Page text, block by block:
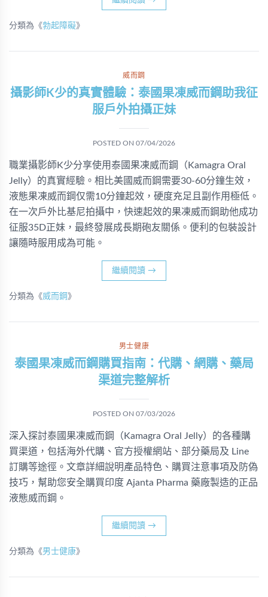
分類為《勃起障礙》
威而鋼
攝影師K少的真實體驗：泰國果凍威而鋼助我征
服戶外拍攝正妹
POSTED ON 07/04/2026
職業攝影師K少分享使用泰國果凍威而鋼（Kamagra Oral
Jelly）的真實經驗。相比美國威而鋼需要30-60分鐘生效，
液態果凍威而鋼仅需10分鐘起效，硬度充足且副作用極低。
在一次戶外比基尼拍攝中，快速起效的果凍威而鋼助他成功
征服35D正妹，最終發展成長期砲友關係。便利的包裝設計
讓隨時服用成為可能。
繼續閱讀 →
分類為《威而鋼 》
男士健康
泰國果凍威而鋼購買指南：代購、網購、藥局
渠道完整解析
POSTED ON 07/03/2026
深入探討泰國果凍威而鋼（Kamagra Oral Jelly）的各種購
買渠道，包括海外代購、官方授權網站、部分藥局及 Line
訂購等途徑。文章詳細說明產品特色、購買注意事項及防偽
技巧，幫助您安全購買印度 Ajanta Pharma 藥廠製造的正品
液態威而鋼。
繼續閱讀 →
分類為《男士健康》